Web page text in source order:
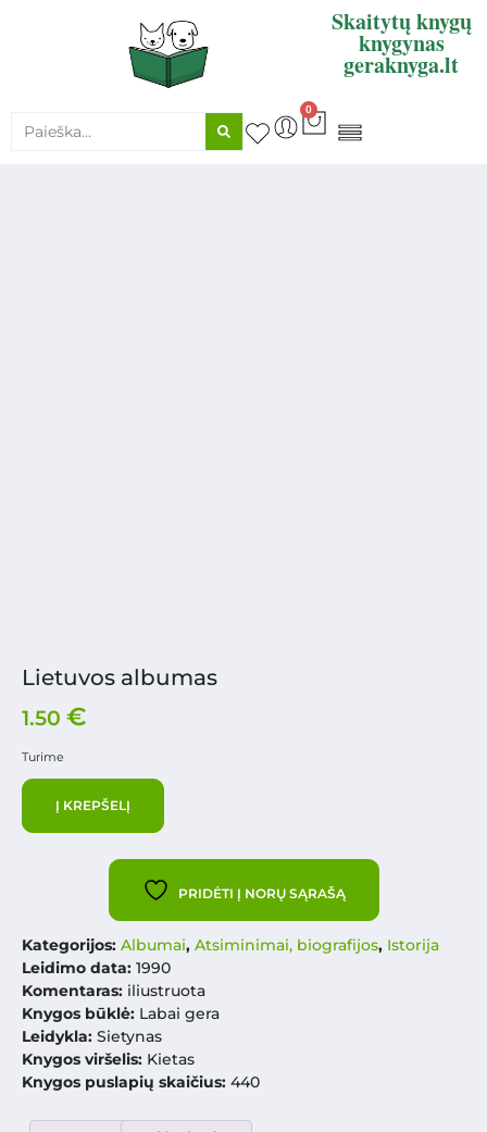
Skaitytų knygų
knygynas
geraknyga.lt
0
Lietuvos albumas
1.50 €
Turime
Į KREPŠELĮ
PRIDĖTI Į NORŲ SĄRAŠĄ
Kategorijos: Albumai, Atsiminimai, biografijos, Istorija
Leidimo data: 1990
Komentaras: iliustruota
Knygos būklė: Labai gera
Leidykla: Sietynas
Knygos viršelis: Kietas
Knygos puslapių skaičius: 440